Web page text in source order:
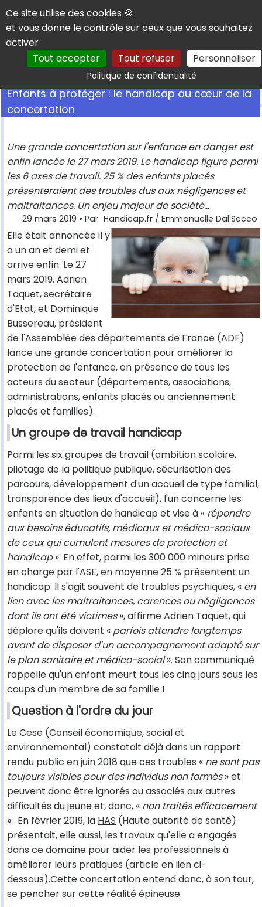
Panneau de gestion des cookies
Ce site utilise des cookies 🍪
et vous donne le contrôle sur ceux que vous souhaitez
activer
Tout accepter
Tout refuser Personnaliser
Politique de confidentialitéRechercher
Enfants à protéger : le handicap au cœur de la
concertation
Une grande concertation sur l'enfance en danger est
enfin lancée le 27 mars 2019. Le handicap figure parmi
les 6 axes de travail. 25 % des enfants placés
présenteraient des troubles dus aux négligences et
maltraitances. Un enjeu majeur de société...
29 mars 2019 • Par Handicap.fr / Emmanuelle Dal'Secco
Elle était annoncée il y
a un an et demi et
arrive enfin. Le 27
mars 2019, Adrien
Taquet, secrétaire
d'Etat, et Dominique
Bussereau, président
de l'Assemblée des départements de France (ADF)
lance une grande concertation pour améliorer la
protection de l'enfance, en présence de tous les
acteurs du secteur (départements, associations,
administrations, enfants placés ou anciennement
placés et familles).
Un groupe de travail handicap
Parmi les six groupes de travail (ambition scolaire,
pilotage de la politique publique, sécurisation des
parcours, développement d'un accueil de type familial,
transparence des lieux d'accueil), l'un concerne les
enfants en situation de handicap et vise à « répondre
aux besoins éducatifs, médicaux et médico-sociaux
de ceux qui cumulent mesures de protection et
handicap». En effet, parmi les 300 000 mineurs prise
en charge par l'ASE, en moyenne 25 % présentent un
handicap. Il s'agit souvent de troubles psychiques, « en
lien avec les maltraitances, carences ou négligences
dont ils ont été victimes», affirme Adrien Taquet, qui
déplore qu'ils doivent « parfois attendre longtemps
avant de disposer d'un accompagnement adapté sur
le plan sanitaire et médico-social». Son communiqué
rappelle qu'un enfant meurt tous les cinq jours sous les
coups d'un membre de sa famille !
Question à l'ordre du jour
Le Cese (Conseil économique, social et
environnemental) constatait déjà dans un rapport
rendu public en juin 2018 que ces troubles « ne sont pas
toujours visibles pour des individus non formés» et
peuvent donc être ignorés ou associés aux autres
difficultés du jeune et, donc, « non traités efficacement
». En février 2019, la HAS (Haute autorité de santé)
présentait, elle aussi, les travaux qu'elle a engagés
dans ce domaine pour aider les professionnels à
améliorer leurs pratiques (article en lien ci-
dessous).Cette concertation entend donc, à son tour,
se pencher sur cette réalité épineuse.